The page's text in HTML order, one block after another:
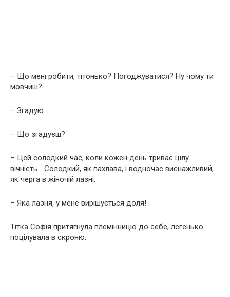
– Що мені робити, тітонько? Погоджуватися? Ну чому ти
мовчиш?
– Згадую…
– Що згадуєш?
– Цей солодкий час, коли кожен день триває цілу
вічність… Солодкий, як пахлава, і водночас виснажливий,
як черга в жіночій лазні.
– Яка лазня, у мене вирішується доля!
Тітка Софія притягнула племінницю до себе, легенько
поцілувала в скроню.